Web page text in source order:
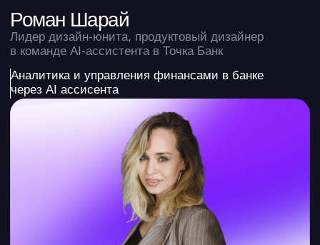
Мария Беспалова
Руководитель управления экспертизы
и методологии «СберРешения», налоговый
консультант, профбухгалтер, судебный эксперт
финансовой отчётности. Разбор практических
кейсов